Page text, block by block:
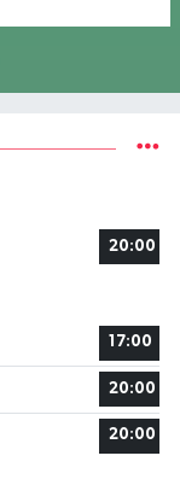
20:00
17:00
20:00
20:00